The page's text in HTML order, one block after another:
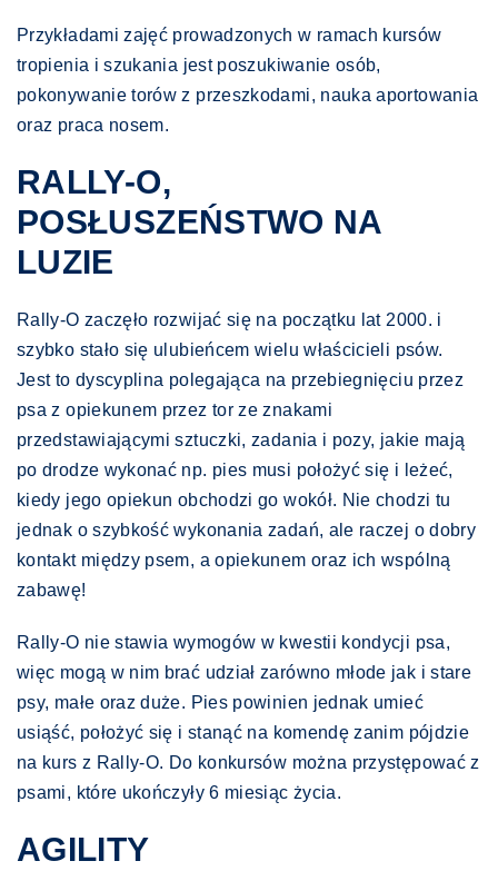
Przykładami zajęć prowadzonych w ramach kursów
tropienia i szukania jest poszukiwanie osób,
pokonywanie torów z przeszkodami, nauka aportowania
oraz praca nosem.
RALLY-O,
POSŁUSZEŃSTWO NA
LUZIE
Rally-O zaczęło rozwijać się na początku lat 2000. i
szybko stało się ulubieńcem wielu właścicieli psów.
Jest to dyscyplina polegająca na przebiegnięciu przez
psa z opiekunem przez tor ze znakami
przedstawiającymi sztuczki, zadania i pozy, jakie mają
po drodze wykonać np. pies musi położyć się i leżeć,
kiedy jego opiekun obchodzi go wokół. Nie chodzi tu
jednak o szybkość wykonania zadań, ale raczej o dobry
kontakt między psem, a opiekunem oraz ich wspólną
zabawę!
Rally-O nie stawia wymogów w kwestii kondycji psa,
więc mogą w nim brać udział zarówno młode jak i stare
psy, małe oraz duże. Pies powinien jednak umieć
usiąść, położyć się i stanąć na komendę zanim pójdzie
na kurs z Rally-O. Do konkursów można przystępować z
psami, które ukończyły 6 miesiąc życia.
AGILITY